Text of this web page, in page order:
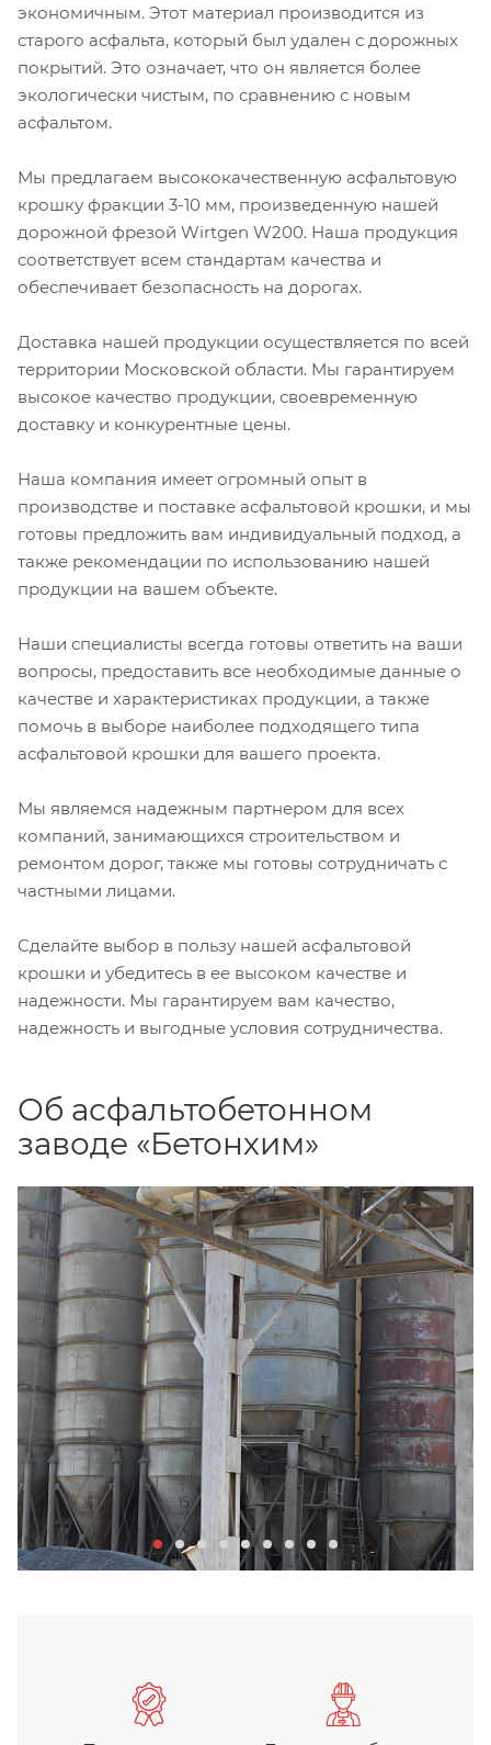
экономичным. Этот материал производится из
старого асфальта, который был удален с дорожных
покрытий. Это означает, что он является более
экологически чистым, по сравнению с новым
асфальтом.
Мы предлагаем высококачественную асфальтовую
крошку фракции 3-10 мм, произведенную нашей
дорожной фрезой Wirtgen W200. Наша продукция
соответствует всем стандартам качества и
обеспечивает безопасность на дорогах.
Доставка нашей продукции осуществляется по всей
территории Московской области. Мы гарантируем
высокое качество продукции, своевременную
доставку и конкурентные цены.
Наша компания имеет огромный опыт в
производстве и поставке асфальтовой крошки, и мы
готовы предложить вам индивидуальный подход, а
также рекомендации по использованию нашей
продукции на вашем объекте.
Наши специалисты всегда готовы ответить на ваши
вопросы, предоставить все необходимые данные о
качестве и характеристиках продукции, а также
помочь в выборе наиболее подходящего типа
асфальтовой крошки для вашего проекта.
Мы являемся надежным партнером для всех
компаний, занимающихся строительством и
ремонтом дорог, также мы готовы сотрудничать с
частными лицами.
Сделайте выбор в пользу нашей асфальтовой
крошки и убедитесь в ее высоком качестве и
надежности. Мы гарантируем вам качество,
надежность и выгодные условия сотрудничества.
Об асфальтобетонном
заводе «Бетонхим»